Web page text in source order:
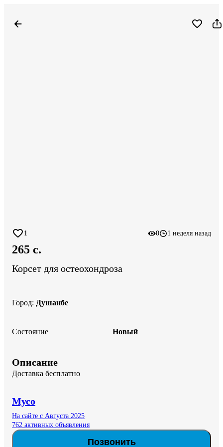
1 0 1 неделя назад
265 c.
Корсет для остеохондроза
Город: Душанбе
Состояние Новый
Описание
Доставка бесплатно
Мусо
На сайте с Августа 2025
762 активных объявления
Позвонить